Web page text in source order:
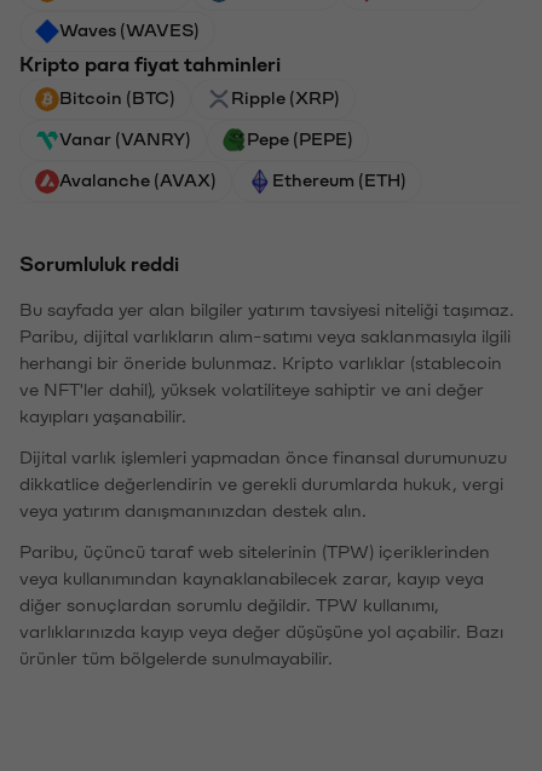
Waves (WAVES)
Kripto para fiyat tahminleri
Bitcoin (BTC) Ripple (XRP)
Vanar (VANRY) Pepe (PEPE)
Avalanche (AVAX) Ethereum (ETH)
Sorumluluk reddi
Bu sayfada yer alan bilgiler yatırım tavsiyesi niteliği taşımaz.
Paribu, dijital varlıkların alım-satımı veya saklanmasıyla ilgili
herhangi bir öneride bulunmaz. Kripto varlıklar (stablecoin
ve NFT'ler dahil), yüksek volatiliteye sahiptir ve ani değer
kayıpları yaşanabilir.
Dijital varlık işlemleri yapmadan önce finansal durumunuzu
dikkatlice değerlendirin ve gerekli durumlarda hukuk, vergi
veya yatırım danışmanınızdan destek alın.
Paribu, üçüncü taraf web sitelerinin (TPW) içeriklerinden
veya kullanımından kaynaklanabilecek zarar, kayıp veya
diğer sonuçlardan sorumlu değildir. TPW kullanımı,
varlıklarınızda kayıp veya değer düşüşüne yol açabilir. Bazı
ürünler tüm bölgelerde sunulmayabilir.